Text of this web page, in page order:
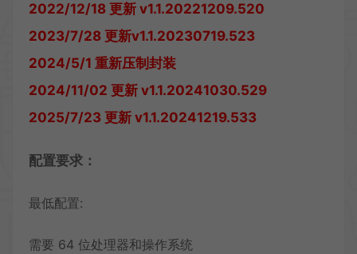
2022/12/18 更新 v1.1.20221209.520
2023/7/28 更新v1.1.20230719.523
2024/5/1 重新压制封装
2024/11/02 更新 v1.1.20241030.529
2025/7/23 更新 v1.1.20241219.533
配置要求：
最低配置:
需要 64 位处理器和操作系统